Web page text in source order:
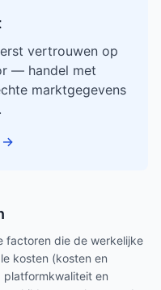
vertrouwen op
— handel met
marktgegevens
→
factoren die de werkelijke
kosten (kosten en
platformkwaliteit en